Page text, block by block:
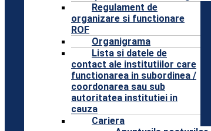
Regulament de
organizare si functionare
ROF
Organigrama
Lista si datele de
contact ale institutiilor care
functionarea in subordinea /
coordonarea sau sub
autoritatea institutiei in
cauza
Cariera